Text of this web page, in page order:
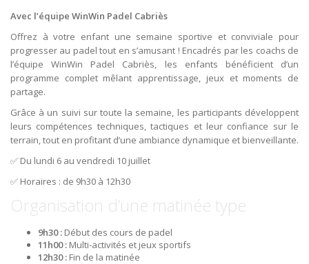
Avec l’équipe WinWin Padel Cabriès
Offrez à votre enfant une semaine sportive et conviviale pour
progresser au padel tout en s’amusant ! Encadrés par les coachs de
l’équipe WinWin Padel Cabriès, les enfants bénéficient d’un
programme complet mêlant apprentissage, jeux et moments de
partage.
Grâce à un suivi sur toute la semaine, les participants développent
leurs compétences techniques, tactiques et leur confiance sur le
terrain, tout en profitant d’une ambiance dynamique et bienveillante.
✅ Du lundi 6 au vendredi 10 juillet
✅ Horaires : de 9h30 à 12h30
Organisation d’une matinée type
9h30 : Début des cours de padel
11h00 : Multi-activités et jeux sportifs
12h30 : Fin de la matinée